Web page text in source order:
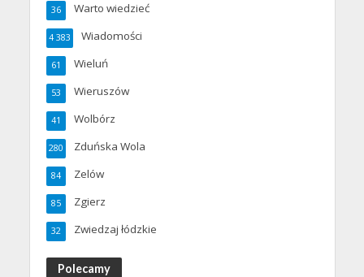
Warto wiedzieć
36
Wiadomości
4 383
Wieluń
61
Wieruszów
53
Wolbórz
41
Zduńska Wola
280
Zelów
84
Zgierz
85
Zwiedzaj łódzkie
32
Polecamy